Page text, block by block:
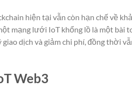
hiện tại vẫn còn hạn chế về khả
mạng lưới IoT khổng lồ là một bài
dịch và giảm chi phí, đồng thời
Web3